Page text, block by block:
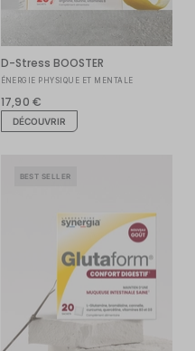
D-Stress BOOSTER
ÉNERGIE PHYSIQUE ET MENTALE
17,90 €
DÉCOUVRIR
BEST SELLER